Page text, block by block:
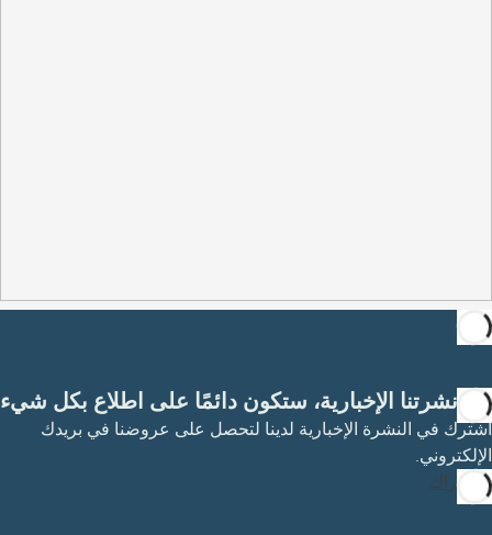
مع نشرتنا الإخبارية، ستكون دائمًا على اطلاع بكل شيء
اشترك في النشرة الإخبارية لدينا لتحصل على عروضنا في بريدك
الإلكتروني.
الاشتراك